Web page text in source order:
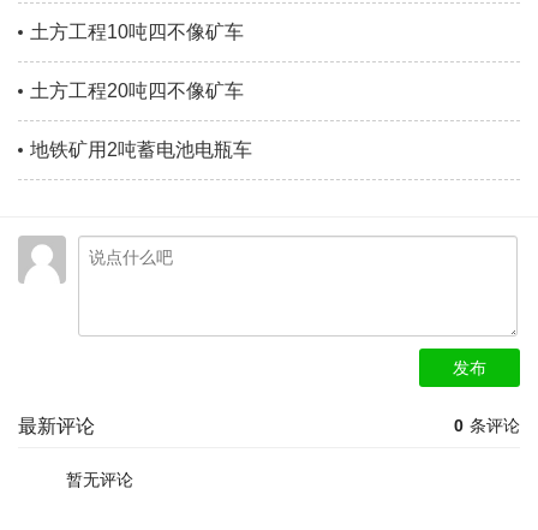
土方工程10吨四不像矿车
土方工程20吨四不像矿车
地铁矿用2吨蓄电池电瓶车
发布
0 条评论
最新评论
暂无评论